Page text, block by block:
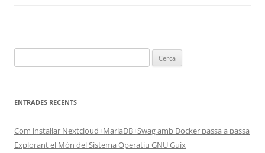
ENTRADES RECENTS
Com instal·lar Nextcloud+MariaDB+Swag amb Docker passa a passa
Explorant el Món del Sistema Operatiu GNU Guix